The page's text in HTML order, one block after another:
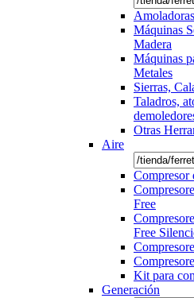
Máquinas
Madera
Máquinas
Metales
Sierras,
Taladros,
Otras
Aire
Compresor
Free
Free
Kit para
Generación